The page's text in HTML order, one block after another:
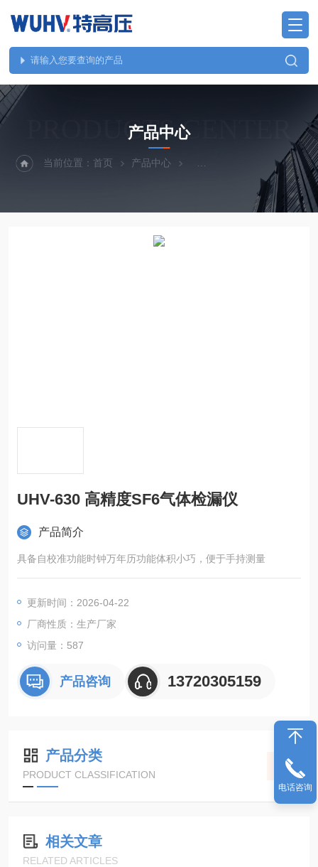
PRODUCTS CENTER
产品中心
当前位置：首页 产品中心 SF6检测、油化测试仪器
UHV-630 高精度SF6气体检漏仪
产品简介
具备自校准功能时钟万年历功能体积小巧，便于手持测量
更新时间：2026-04-22
厂商性质：生产厂家
访问量：587
产品咨询 13720305159
产品分类
PRODUCT CLASSIFICATION
相关文章
RELATED ARTICLES
电话咨询